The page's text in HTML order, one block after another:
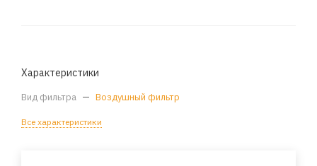
Характеристики
Вид фильтра — Воздушный фильтр
Все характеристики